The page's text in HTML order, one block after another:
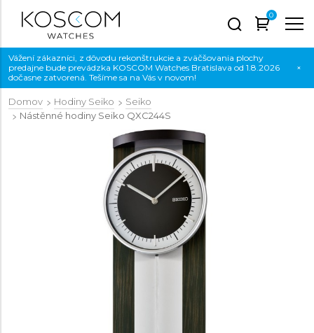
0
Vážení zákazníci, z dôvodu rekonštrukcie a zväčšovania plochy
predajne bude prevádzka KOSCOM Watches Bratislava od 1.8.2026
dočasne zatvorená. Tešíme sa na Vás v novom!
×
Domov Hodiny Seiko
Seiko
Nástěnné hodiny Seiko QXC244S